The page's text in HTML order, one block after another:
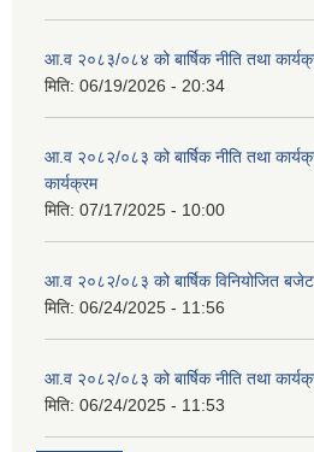
आ.व २०८३/०८४ को बार्षिक नीति तथा
मिति: 06/19/2026 - 20:34
आ.व २०८२/०८३ को बार्षिक नीति तथा
कार्यक्रम
मिति: 07/17/2025 - 10:00
आ.व २०८२/०८३ को बार्षिक विनियोजित
मिति: 06/24/2025 - 11:56
आ.व २०८२/०८३ को बार्षिक नीति तथा
मिति: 06/24/2025 - 11:53